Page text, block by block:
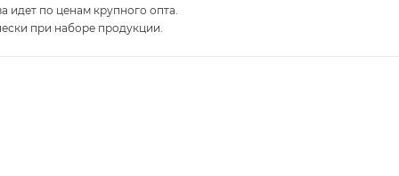
идет по ценам крупного опта.
при наборе продукции.